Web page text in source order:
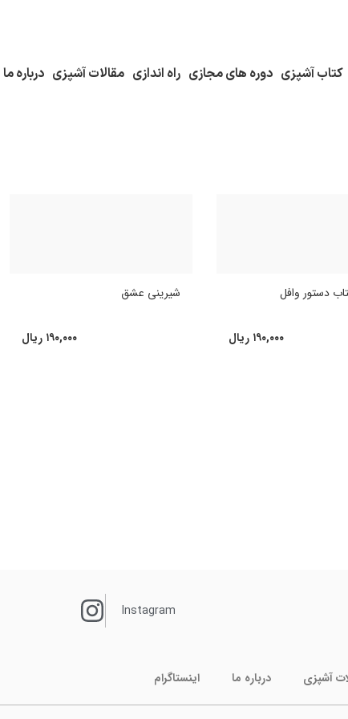
کتاب آشپزی دوره های مجازی راه اندازی مقالات آشپزی درباره ما
دستور وافل
۱۹۰,۰۰۰ ریال
شیرینی عشق
۱۹۰,۰۰۰ ریال
Instagram
آشپزی درباره ما اینستاگرام